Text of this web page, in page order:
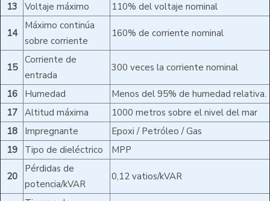
13 Voltaje máximo 110% del voltaje nominal
14
Máximo continúa
sobre corriente
160% de corriente nominal
15
Corriente de
entrada
300 veces la corriente nominal
16 Humedad
Menos del 95% de humedad relativa.
17
Altitud máxima
1000 metros sobre el nivel del mar
18
Impregnante
Epoxi / Petróleo / Gas
19
Tipo de dieléctrico MPP
20
Pérdidas de
potencia/kVAR
0,12 vatios/kVAR